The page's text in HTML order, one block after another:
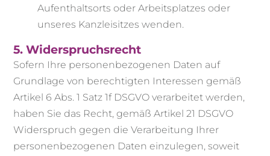
Aufenthaltsorts oder Arbeitsplatzes oder
unseres Kanzleisitzes wenden.
5. Widerspruchsrecht
Sofern Ihre personenbezogenen Daten auf
Grundlage von berechtigten Interessen gemäß
Artikel 6 Abs. 1 Satz 1f DSGVO verarbeitet werden,
haben Sie das Recht, gemäß Artikel 21 DSGVO
Widerspruch gegen die Verarbeitung Ihrer
personenbezogenen Daten einzulegen, soweit